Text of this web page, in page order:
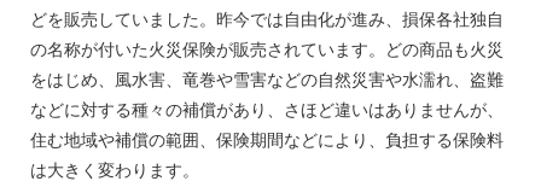
どを販売していました。昨今では自由化が進み、損保各社独自
の名称が付いた火災保険が販売されています。どの商品も火災
をはじめ、風水害、竜巻や雪害などの自然災害や水濡れ、盗難
などに対する種々の補償があり、さほど違いはありませんが、
住む地域や補償の範囲、保険期間などにより、負担する保険料
は大きく変わります。